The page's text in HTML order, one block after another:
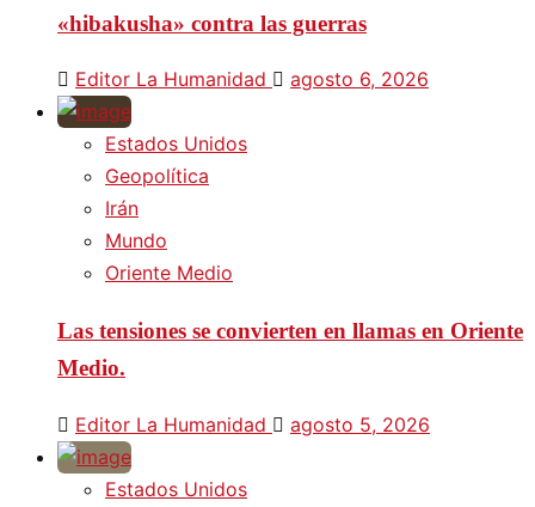
«hibakusha» contra las guerras
Editor La Humanidad agosto 6, 2026
Estados Unidos
Geopolítica
Irán
Mundo
Oriente Medio
Las tensiones se convierten en llamas en Oriente
Medio.
Editor La Humanidad agosto 5, 2026
Estados Unidos